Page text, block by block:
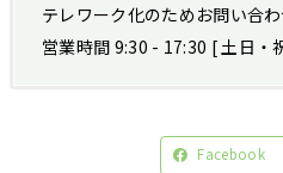
テレワーク化のためお問い合
営業時間 9:30 - 17:30 [ 土日・
Facebook